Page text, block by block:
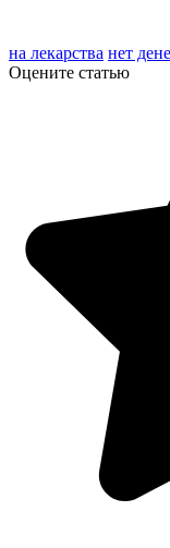
на лекарства нет
Оцените статью